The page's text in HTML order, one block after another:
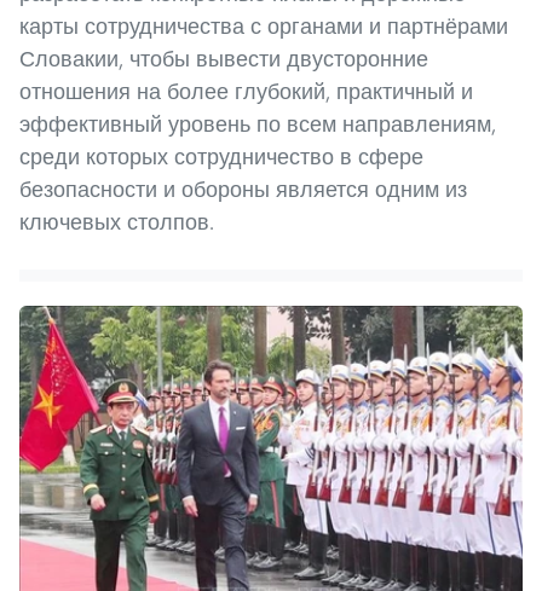
карты сотрудничества с органами и партнёрами
Словакии, чтобы вывести двусторонние
отношения на более глубокий, практичный и
эффективный уровень по всем направлениям,
среди которых сотрудничество в сфере
безопасности и обороны является одним из
ключевых столпов.